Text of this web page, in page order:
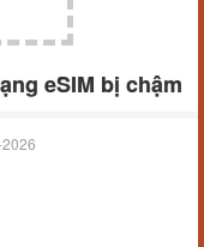
eSIM bị chậm